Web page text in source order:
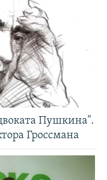
Пушкина".
Гроссмана